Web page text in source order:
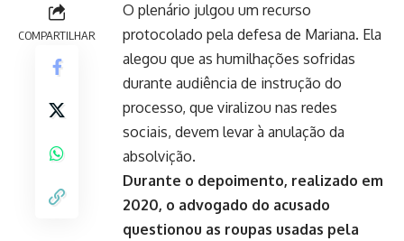
COMPARTILHAR
O plenário julgou um recurso
protocolado pela defesa de Mariana. Ela
alegou que as humilhações sofridas
durante audiência de instrução do
processo, que viralizou nas redes
sociais, devem levar à anulação da
absolvição.
Durante o depoimento, realizado em
2020, o advogado do acusado
questionou as roupas usadas pela